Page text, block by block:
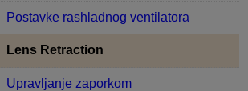
Postavke rashladnog ventilatora
Lens Retraction
Upravljanje zaporkom